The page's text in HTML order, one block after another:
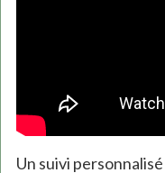
Un suivi